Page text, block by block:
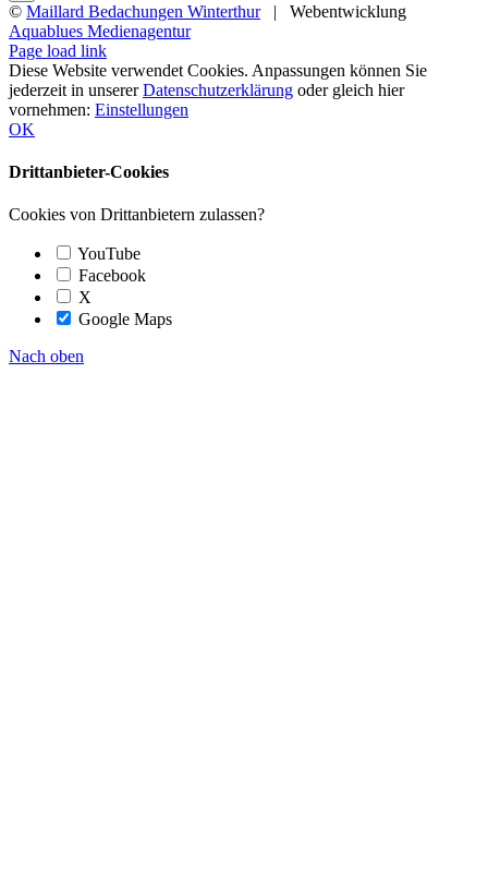
© Maillard Bedachungen Winterthur| Webentwicklung
Aquablues Medienagentur
Page load link
Diese Website verwendet Cookies. Anpassungen können Sie
jederzeit in unsererDatenschutzerklärung oder gleich hier
vornehmen: Einstellungen
OK
Drittanbieter-Cookies
Cookies von Drittanbietern zulassen?
YouTube
Facebook
X
Google Maps
Nach oben